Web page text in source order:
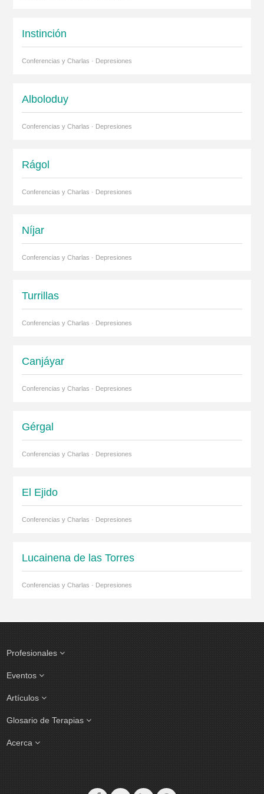
Instinción
Conferencias y Charlas · Depresiones
Alboloduy
Conferencias y Charlas · Depresiones
Rágol
Conferencias y Charlas · Depresiones
Níjar
Conferencias y Charlas · Depresiones
Turrillas
Conferencias y Charlas · Depresiones
Canjáyar
Conferencias y Charlas · Depresiones
Gérgal
Conferencias y Charlas · Depresiones
El Ejido
Conferencias y Charlas · Depresiones
Lucainena de las Torres
Conferencias y Charlas · Depresiones
Profesionales
Eventos
Artículos
Glosario de Terapias
Acerca